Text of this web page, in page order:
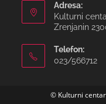
Adresa:
Kulturni
Zrenjanin
Telefon:
023/566712
© Kulturni